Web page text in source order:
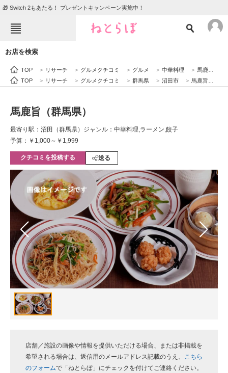
🎁 Switch 2もあたる！ プレゼントキャンペーン実施中！
エンタメ クイズ
住まい
動物
会員記事
メディア
注目記事を集めた総合ページ
ITの今と未来を見通す
スマホと通信の最新トレンド
進化するPCとデバイスの未来
好きが集まる 比べて選べる
ビジネスと働き方のヒント
企業ITのトレンドを詳説
お店を検索
TOP > リサーチ > グルメクチコミ > グルメ > 中華料理 > 馬鹿旨（群馬県）
TOP
> リサーチ > グルメクチコミ > 群馬県 > 沼田市 > 馬鹿旨（群馬県）
馬鹿旨（群馬県）
最寄り駅：沼田（群馬県） ジャンル：中華料理,ラーメン,餃子
予算：￥1,000～￥1,999
クチコミを投稿する 送る
店舗／施設の画像や情報を提供いただける場合、または非掲載を
希望される場合は、返信用のメールアドレス記載のうえ、
こちら
のフォームで「ねとらぼ」にチェックを付けてご連絡ください。